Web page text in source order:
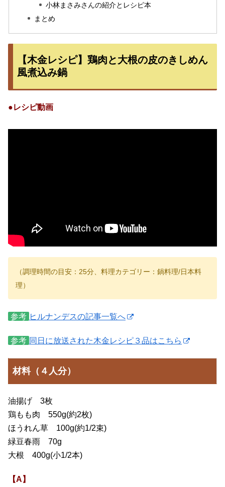
小林まさみさんの紹介とレシピ本
まとめ
【木金レシピ】鶏肉と大根の皮のきしめん
風煮込み鍋
●レシピ動画
（調理時間の目安：25分、料理カテゴリー：鍋料理/日本料
理）
参考 ヒルナンデスの記事一覧へ
参考 同日に放送された木金レシピ３品はこちら
材料（４人分）
油揚げ 3枚
鶏もも肉 550g(約2枚)
ほうれん草 100g(約1/2束)
緑豆春雨 70g
大根 400g(小1/2本)
【A】